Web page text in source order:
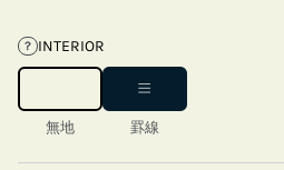
? INTERIOR
無地 罫線